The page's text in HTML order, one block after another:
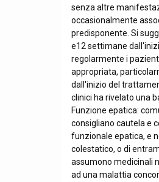
senza altre
occasionalmente
predisponente. Si
e12 settimane
regolarmente i
appropriata,
dall'inizio del
clinici ha rivelato una
Funzione epatica:
consigliano cautela e
funzionale epatica, e
colestatico, o di
assumono medicinali
ad una malattia